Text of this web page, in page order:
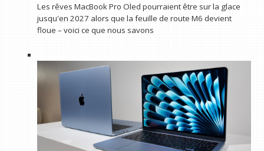
Les rêves MacBook Pro Oled pourraient être sur la glace
jusqu'en 2027 alors que la feuille de route M6 devient
floue – voici ce que nous savons